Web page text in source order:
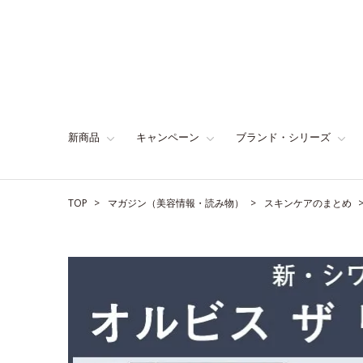
新商品 キャンペーン ブランド・シリーズ
TOP マガジン（美容情報・読み物） スキンケアのまとめ